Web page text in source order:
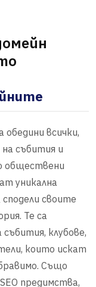
всички,
събития и
обществени
уникална
своите
Те са
клубове,
които искат
Също
предимства,